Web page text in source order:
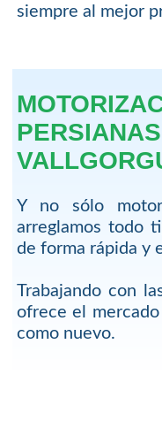
siempre al mejor
Y no sólo
arreglamos todo
de forma rápida y
Trabajando con
ofrece el
como nuevo.